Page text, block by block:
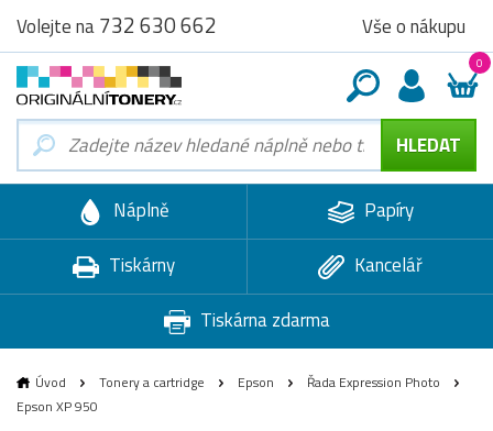
Volejte na732 630 662 Vše o nákupu
0
Náplně
Papíry
Tiskárny
Kancelář
Tiskárna zdarma
Úvod Tonery a cartridge Epson
Řada Expression Photo
Epson XP 950